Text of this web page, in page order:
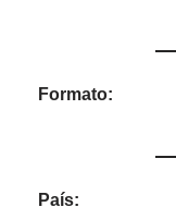
Formato:
País: